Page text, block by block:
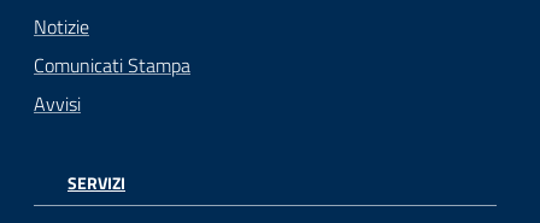
Notizie
Comunicati Stampa
Avvisi
SERVIZI